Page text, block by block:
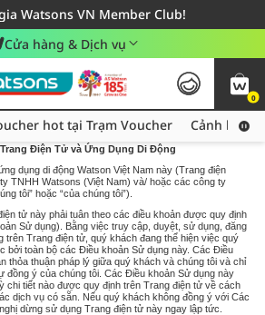
Watsons VN Member Club!
hàng cho đơn hàng từ 249,000Đ
24h - Áp dụng khu vực TP. Hồ Chí Minh
Cửa hàng & Dịch vụ
0
Thu thập thêm voucher hot tại Trạm Voucher
hot tại Trạm Voucher Cảnh báo
Điện Tử và Ứng Dụng Di Động
dụng di động Watson Việt Nam này (Trang điện
TNHH Watsons (Việt Nam) và/ hoặc các công ty
tôi” hoặc “của chúng tôi”).
tử này phải tuân theo các điều khoản được quy định
Sử dụng). Bằng việc truy cập, duyệt, sử dụng, đăng
trên Trang điện tử, quý khách đang thể hiện việc quý
bởi toàn bộ các Điều khoản Sử dụng này. Các Điều
thỏa thuận pháp lý giữa quý khách và chúng tôi và chỉ
đồng ý của chúng tôi. Các Điều khoản Sử dụng này
chi tiết nào được quy định trên Trang điện tử về cách
dịch vụ có sẵn. Nếu quý khách không đồng ý với Các
dừng sử dụng Trang điện tử này ngay lập tức.